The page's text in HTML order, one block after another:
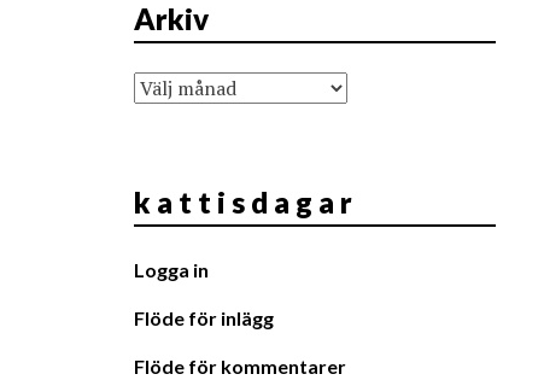
Arkiv
Arkiv
k a t t i s d a g a r
Logga in
Flöde för inlägg
Flöde för kommentarer